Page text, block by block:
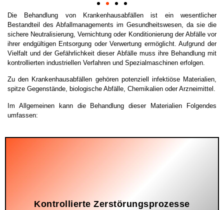
Die Behandlung von Krankenhausabfällen ist ein wesentlicher
Bestandteil des Abfallmanagements im Gesundheitswesen, da sie die
sichere Neutralisierung, Vernichtung oder Konditionierung der Abfälle vor
ihrer endgültigen Entsorgung oder Verwertung ermöglicht. Aufgrund der
Vielfalt und der Gefährlichkeit dieser Abfälle muss ihre Behandlung mit
kontrollierten industriellen Verfahren und Spezialmaschinen erfolgen.
Zu den Krankenhausabfällen gehören potenziell infektiöse Materialien,
spitze Gegenstände, biologische Abfälle, Chemikalien oder Arzneimittel.
Im Allgemeinen kann die Behandlung dieser Materialien Folgendes
umfassen:
Kontrollierte Zerstörungsprozesse
ausgehende Gefahr beseitigt.